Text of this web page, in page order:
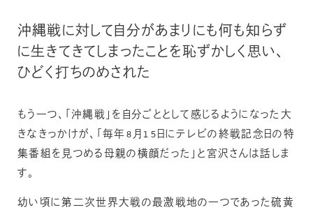
沖縄戦に対して自分があまりにも何も知らず
に生きてきてしまったことを恥ずかしく思い、
ひどく打ちのめされた
もう一つ、「沖縄戦」を自分ごととして感じるようになった大
きなきっかけが、「毎年8月15日にテレビの終戦記念日の特
集番組を見つめる母親の横顔だった」と宮沢さんは話しま
す。
幼い頃に第二次世界大戦の最激戦地の一つであった硫黄